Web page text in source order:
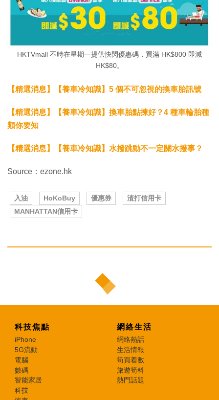
HKTVmall 不時在星期一提供快閃優惠碼，買滿 HK$800 即減
HK$80。
【精選消息】【養車冷知識】5 個不可忽視的換車胎訊號
【精選消息】【養車冷知識】換車胎點揀好？4 種車輪胎種
類你要知
【精選消息】【養車冷知識】水撥跳動不一定關水撥事？
Source：ezone.hk
入油 HoKoBuy 優惠券
渣打信用卡
MANHATTAN信用卡
科技焦點
iPhone
5G流動
電腦
數碼
智能家居
科技
網絡生活
網絡熱話
生活情報
筍買着數
旅遊筍料
熱門話題